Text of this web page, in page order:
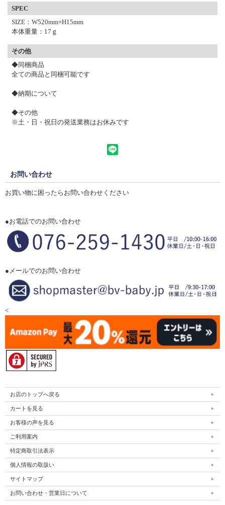
SPEC
SIZE：W520mm×H15mm
本体重量：17ｇ
その他
◆同梱商品
全ての商品と同梱可能です
◆納期について
◆その他
※土・日・祝日の発送業務はお休みです
お問い合わせ
お買い物に困ったらお問い合わせください
●お電話でのお問い合わせ
●メールでのお問い合わせ
<
お店のトップへ戻る
カートを見る
お客様の声を見る
ご利用案内
特定商取引法表示
個人情報の取扱い
サイトマップ
お問い合わせ・営業日について